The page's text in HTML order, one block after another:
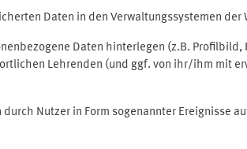
Daten in den Verwaltungssystemen
Daten hinterlegen (z.B.
Lehrenden (und ggf. von ihr/ihm mit
Nutzer in Form sogenannter Ereignisse